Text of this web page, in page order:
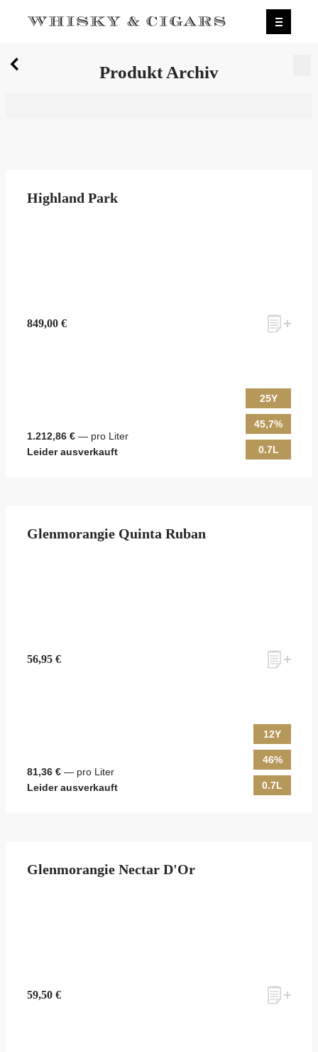
Wir wurden zum besten Whiskyshop Deutschlands
Produkt Archiv
Highland Park
849,00 €
1.212,86 € — pro Liter
Leider ausverkauft
25Y
45,7%
0.7L
Glenmorangie Quinta Ruban
56,95 €
81,36 € — pro Liter
Leider ausverkauft
12Y
46%
0.7L
Glenmorangie Nectar D'Or
59,50 €